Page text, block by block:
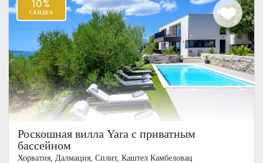
Роскошная вилла Yara с приватным
бассейном
Хорватия, Далмация, Cплит, Каштел Камбеловац